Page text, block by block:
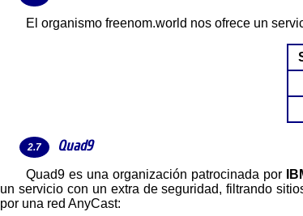
El organismo freenom.world nos ofrece un
Quad9
Quad9 es una organización patrocinada por
un servicio con un extra de seguridad, filtrando
por una red AnyCast: